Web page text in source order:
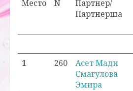
Место N
Партнер/
Партнерша
1 260
Асет Мади
Смагулова
Эмира